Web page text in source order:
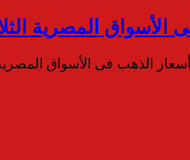
المصرية الثلاثاء 30 يونيو
المصرية الثلاثاء 30 يونيو 2026 ،حيث استقرت أسعار